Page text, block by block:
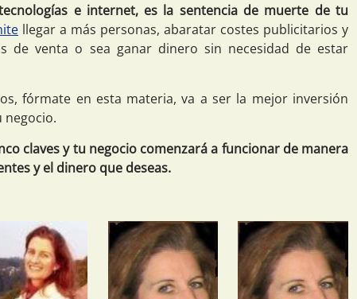
e internet, es la sentencia de muerte de tu
llegar a más personas, abaratar costes publicitarios y
de venta o sea ganar dinero sin necesidad de estar
fórmate en esta materia, va a ser la mejor inversión
negocio.
claves y tu negocio comenzará a funcionar de manera
y el dinero que deseas.